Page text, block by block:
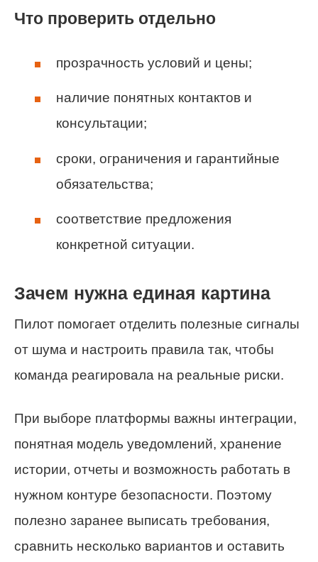
Что проверить отдельно
прозрачность условий и цены;
наличие понятных контактов и
консультации;
сроки, ограничения и гарантийные
обязательства;
соответствие предложения
конкретной ситуации.
Зачем нужна единая картина
Пилот помогает отделить полезные сигналы
от шума и настроить правила так, чтобы
команда реагировала на реальные риски.
При выборе платформы важны интеграции,
понятная модель уведомлений, хранение
истории, отчеты и возможность работать в
нужном контуре безопасности. Поэтому
полезно заранее выписать требования,
сравнить несколько вариантов и оставить